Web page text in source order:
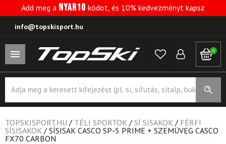
Add meg a NYAR10 kódot, és 10% kedvezményt kapsz
info@topskisport.hu
0
search
TOPSKISPORT.HU / TÉLI SPORTOK / SÍ SISAKOK / FÉRFI
SÍSISAKOK / SÍSISAK CASCO SP-5 PRIME + SZEMÜVEG CASCO
FX70 CARBON